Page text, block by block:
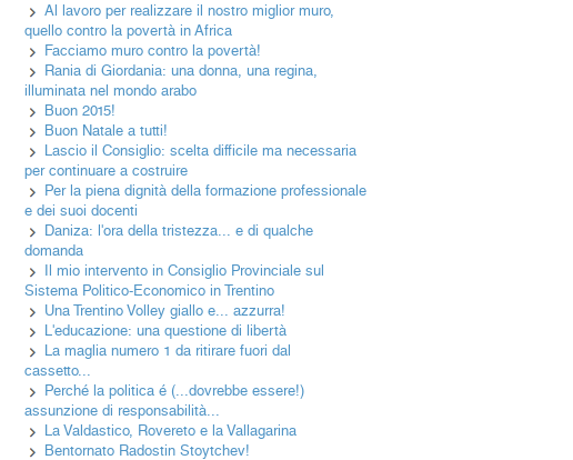
Al lavoro per realizzare il nostro miglior muro,
quello contro la povertà in Africa
Facciamo muro contro la povertà!
Rania di Giordania: una donna, una regina,
illuminata nel mondo arabo
Buon 2015!
Buon Natale a tutti!
Lascio il Consiglio: scelta difficile ma necessaria
per continuare a costruire
Per la piena dignità della formazione professionale
e dei suoi docenti
Daniza: l'ora della tristezza... e di qualche
domanda
Il mio intervento in Consiglio Provinciale sul
Sistema Politico-Economico in Trentino
Una Trentino Volley giallo e... azzurra!
L'educazione: una questione di libertà
La maglia numero 1 da ritirare fuori dal
cassetto...
Perché la politica é (...dovrebbe essere!)
assunzione di responsabilità...
La Valdastico, Rovereto e la Vallagarina
Bentornato Radostin Stoytchev!